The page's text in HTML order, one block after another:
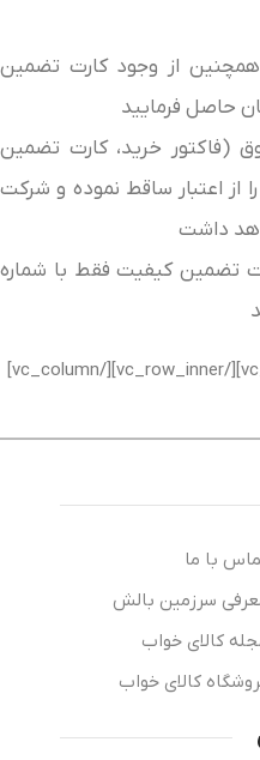
همچنین از وجود کارت تضمین
حاصل فرمایید
(فاکتور خرید، کارت تضمین
اعتبار ساقط نموده و شرکت
داشت
تضمین کیفیت فقط با شماره
[/vc_column_text][/vc_column_inner][/vc_row_inner][/vc_column]
با ما
سرزمین بالش
کالای خواب
کالای خواب